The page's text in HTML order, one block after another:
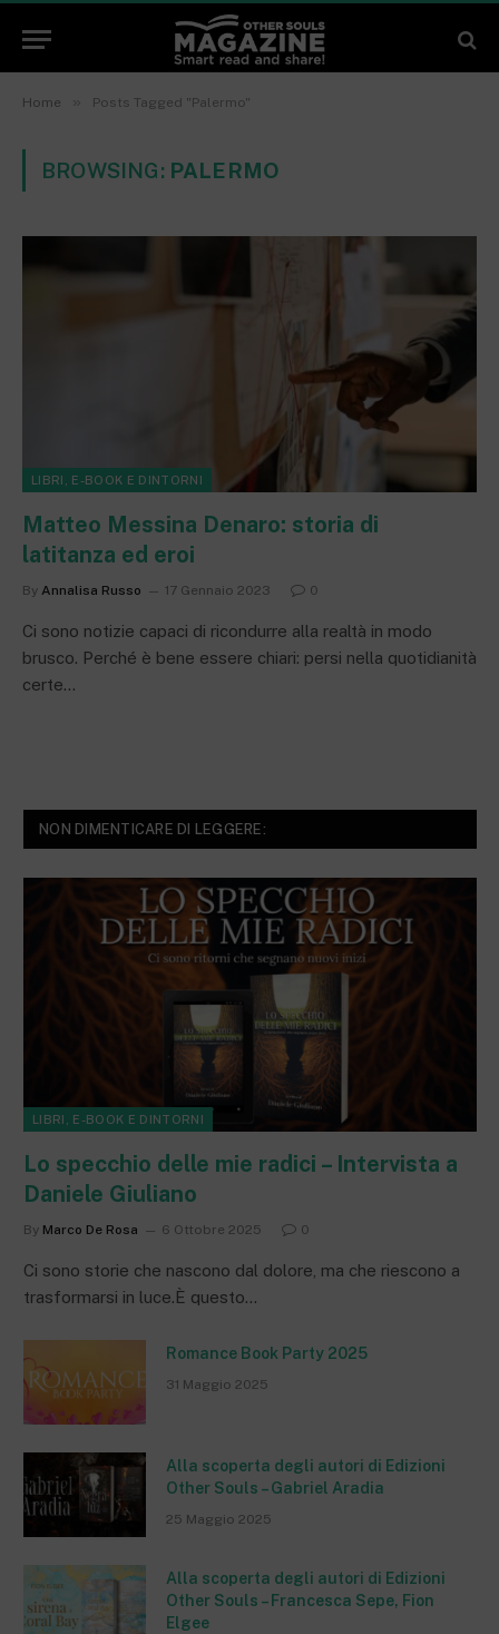
Home » Posts Tagged "Palermo"
BROWSING: PALERMO
LIBRI, E-BOOK E DINTORNI
Matteo Messina Denaro: storia di
latitanza ed eroi
By Annalisa Russo 17 Gennaio 2023 0
Ci sono notizie capaci di ricondurre alla realtà in modo
brusco. Perché è bene essere chiari: persi nella quotidianità
certe…
NON DIMENTICARE DI LEGGERE:
LIBRI, E-BOOK E DINTORNI
Lo specchio delle mie radici – Intervista a
Daniele Giuliano
By Marco De Rosa 6 Ottobre 2025 0
Ci sono storie che nascono dal dolore, ma che riescono a
trasformarsi in luce.È questo…
Romance Book Party 2025
31 Maggio 2025
Alla scoperta degli autori di Edizioni
Other Souls – Gabriel Aradia
25 Maggio 2025
Alla scoperta degli autori di Edizioni
Other Souls – Francesca Sepe, Fion
Elgee